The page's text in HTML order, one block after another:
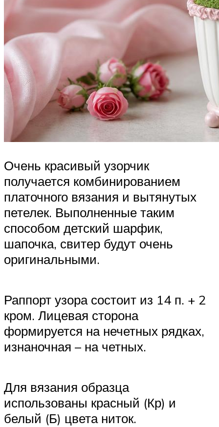
Очень красивый узорчик
получается комбинированием
платочного вязания и вытянутых
петелек. Выполненные таким
способом детский шарфик,
шапочка, свитер будут очень
оригинальными.
Раппорт узора состоит из 14 п. + 2
кром. Лицевая сторона
формируется на нечетных рядках,
изнаночная – на четных.
Для вязания образца
использованы красный (Кр) и
белый (Б) цвета ниток.